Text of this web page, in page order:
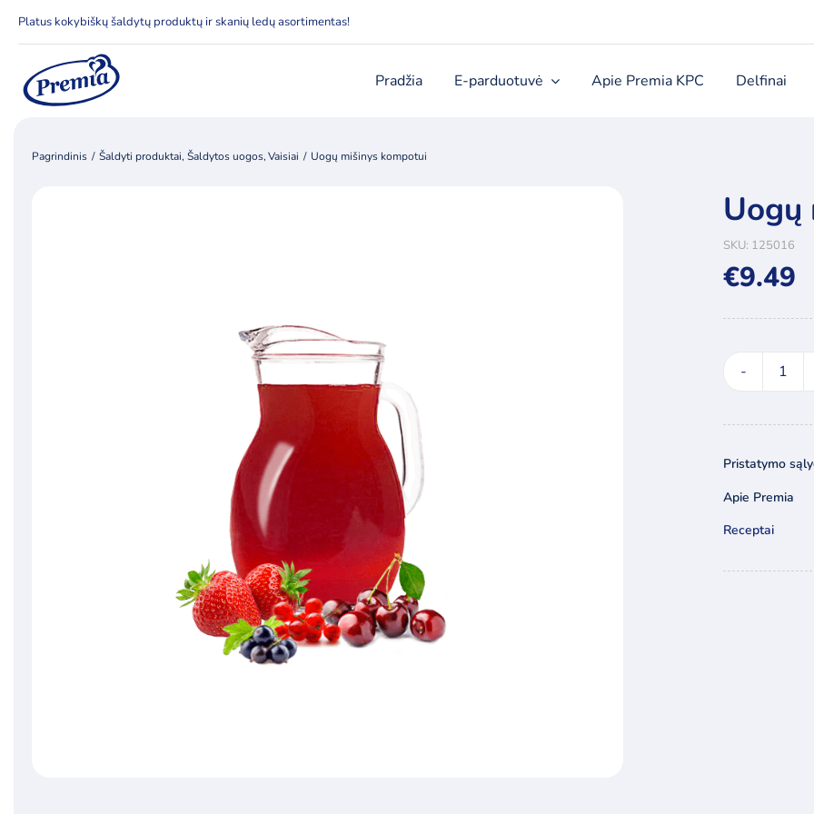
Platus kokybiškų šaldytų produktų ir skanių ledų asortimentas!
Pradžia E-parduotuvė Apie Premia KPC Delfinai
Pagrindinis Šaldyti produktai Šaldytos uogos Vaisiai Uogų mišinys kompotui
Uogų
SKU: 125016
€9.49
Pristatymo
Apie Premia
Receptai